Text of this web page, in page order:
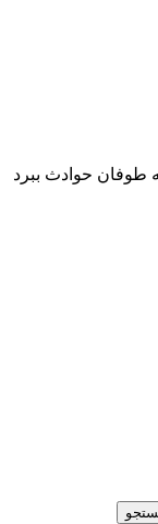
طوفان حوادث ببرد